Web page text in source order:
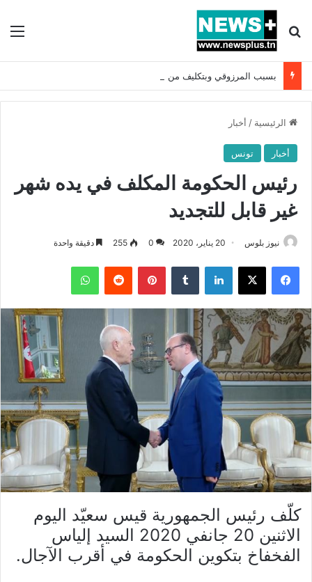
بحث عن
الرئيسية / أخبار
أخبار تونس
رئيس الحكومة المكلف في يده شهر
غير قابل للتجديد
نيوز بلوس 20 يناير، 2020 0
255 دقيقة واحدة
فيسبوك X لينكدإن بينتيريست واتساب
كلّف رئيس الجمهورية قيس سعيّد اليوم
الاثنين 20 جانفي 2020 السيد إلياس
الفخفاخ بتكوين الحكومة في أقرب الآجال.